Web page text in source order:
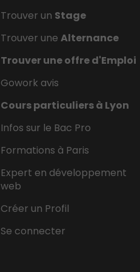
Trouver un Stage
Trouver une Alternance
Trouver une offre d'Emploi
Gowork avis
Cours particuliers à Lyon
Infos sur le Bac Pro
Formations à Paris
Expert en développement
web
Créer un Profil
Se connecter